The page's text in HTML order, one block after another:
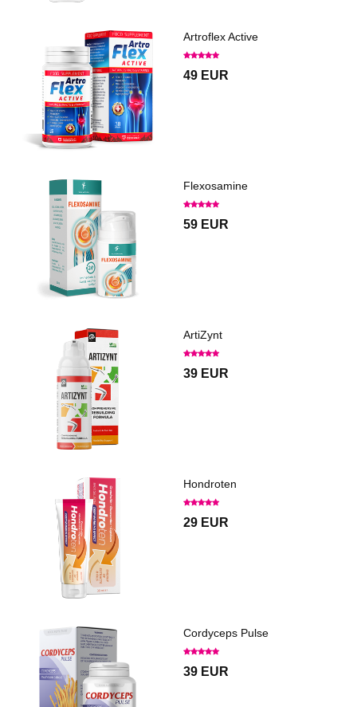
Artroflex Active
49 EUR
Flexosamine
59 EUR
ArtiZynt
39 EUR
Hondroten
29 EUR
Cordyceps Pulse
39 EUR